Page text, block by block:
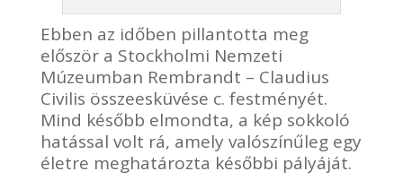
Ebben az időben pillantotta meg
először a Stockholmi Nemzeti
Múzeumban Rembrandt – Claudius
Civilis összeesküvése c. festményét.
Mind később elmondta, a kép sokkoló
hatással volt rá, amely valószínűleg egy
életre meghatározta későbbi pályáját.